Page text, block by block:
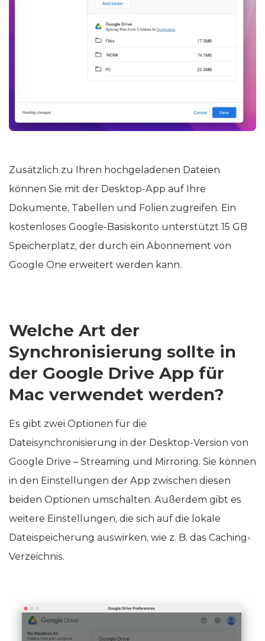
Zusätzlich zu Ihren hochgeladenen Dateien
können Sie mit der Desktop-App auf Ihre
Dokumente, Tabellen und Folien zugreifen. Ein
kostenloses Google-Basiskonto unterstützt 15 GB
Speicherplatz, der durch ein Abonnement von
Google One erweitert werden kann.
Welche Art der
Synchronisierung sollte in
der Google Drive App für
Mac verwendet werden?
Es gibt zwei Optionen für die
Dateisynchronisierung in der Desktop-Version von
Google Drive – Streaming und Mirroring. Sie können
in den Einstellungen der App zwischen diesen
beiden Optionen umschalten. Außerdem gibt es
weitere Einstellungen, die sich auf die lokale
Dateispeicherung auswirken, wie z. B. das Caching-
Verzeichnis.